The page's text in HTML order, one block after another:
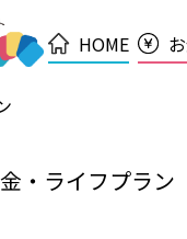
HOME
・ライフプラン